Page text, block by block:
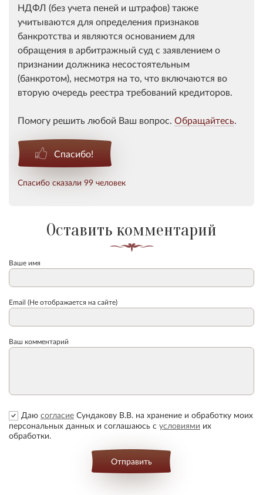
НДФЛ (без учета пеней и штрафов) также
учитываются для определения признаков
банкротства и являются основанием для
обращения в арбитражный суд с заявлением о
признании должника несостоятельным
(банкротом), несмотря на то, что включаются во
вторую очередь реестра требований кредиторов.
Помогу решить любой Ваш вопрос. Обращайтесь.
Спасибо!
Спасибо сказали 99 человек
Оставить комментарий
Ваше имя
Email (Не отображается на сайте)
Ваш комментарий
Даю согласие Сундакову В.В. на хранение и обработку моих
персональных данных и соглашаюсь с условиями их
обработки.
Отправить